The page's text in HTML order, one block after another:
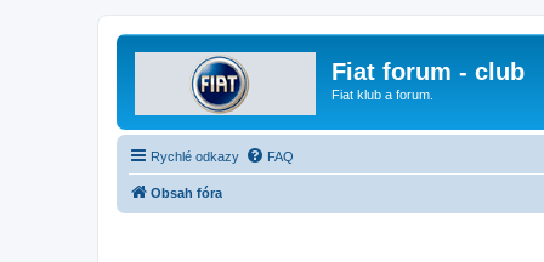
Fiat forum - club
Fiat klub a forum.
Rychlé odkazy FAQ
Obsah fóra